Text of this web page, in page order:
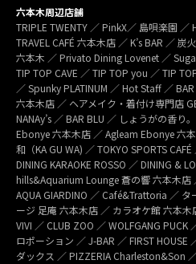
六本木周辺店舗
TRIPLE TWENTY ／ PinkX／ 島唄楽園
TRAVEL CAFÉ 六本木店 ／ K’s BAR ／
六本木 ／ Privato Dining Lovenet ／
TIP TOP CAVE ／ TIP TOP you ／ TIP
／ Spunky PLATINUM ／ Hot Staff ／
六本木店 ／ ヘアメイク・着付け専門店
NANAy’s ／ BAR BLU ／ しょうがの香り
Ebonye 六本木店 ／ Agleam Ebonye 六
和（KA GU WA) ／ TOKYO SPORTS
DINING KARAOKE ROSSO ／ DINING &
hills&Aquarium Lounge 蒼の響 六本木
AQUA GIARDINO ／ Café&Trattoria ／
ージ 足庵 六本木店 ／ カラオケ館 六本
VIVI ／ CLUB ZOO ／ WOLFGANG
ロポーション ／ J-BAR ／ FIRST
ダックス ／ PIZZERIA Charleston&Son ／